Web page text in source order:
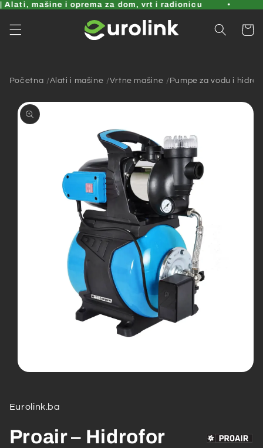
Pređi
sadržaj
mašine i oprema za dom, vrt i radionicu
Korpa
Početna Alati i mašine Vrtne mašine Pumpe za vodu i
informacije
modal
Eurolink.ba
Proair – Hidrofor